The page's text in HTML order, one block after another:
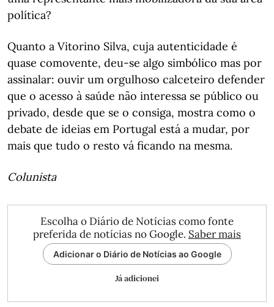
política?
Quanto a Vitorino Silva, cuja autenticidade é
quase comovente, deu-se algo simbólico mas por
assinalar: ouvir um orgulhoso calceteiro defender
que o acesso à saúde não interessa se público ou
privado, desde que se o consiga, mostra como o
debate de ideias em Portugal está a mudar, por
mais que tudo o resto vá ficando na mesma.
Colunista
Escolha o Diário de Notícias como fonte
preferida de notícias no Google. Saber mais
Adicionar o Diário de Notícias ao Google
Já adicionei